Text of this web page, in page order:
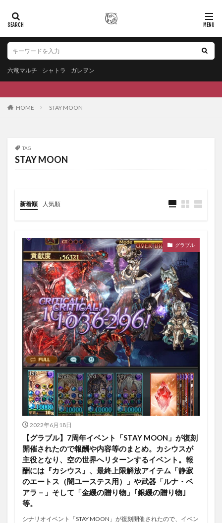
六竜マルチ シャトラ ガレヲン
HOME STAY MOON
TAG
STAY MOON
新着順 人気順
グラブル
2022年6月18日
【グラブル】7周年イベント「STAY MOON」が復刻
開催されたので報酬や内容等のまとめ。カシウスが
主役となり、空の世界へリターンするイベント。報
酬には『カシウス』、最終上限解放アイテム「静寂
のエートス（闇ユーステス用）」や武器「ルナ・ベ
アラ－」そして「金緩の贈り物」｢銀緩の贈り物｣
等。
シナリオイベント「STAY MOON」が復刻開催されたので、イベン